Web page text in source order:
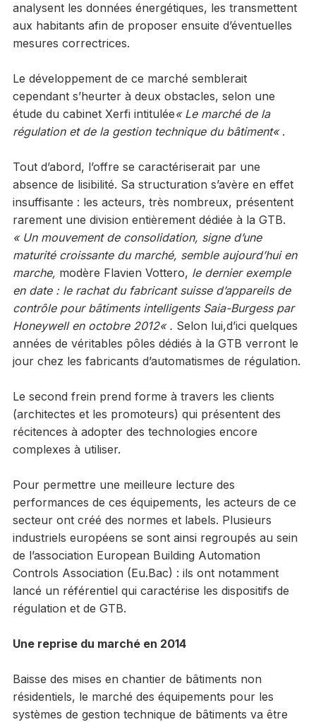
analysent les données énergétiques, les transmettent
aux habitants afin de proposer ensuite d’éventuelles
mesures correctrices.
Le développement de ce marché semblerait
cependant s’heurter à deux obstacles, selon une
étude du cabinet Xerfi intitulée« Le marché de la
régulation et de la gestion technique du bâtiment« .
Tout d’abord, l’offre se caractériserait par une
absence de lisibilité. Sa structuration s’avère en effet
insuffisante : les acteurs, très nombreux, présentent
rarement une division entièrement dédiée à la GTB.
« Un mouvement de consolidation, signe d’une
maturité croissante du marché, semble aujourd’hui en
marche, modère Flavien Vottero, le dernier exemple
en date : le rachat du fabricant suisse d’appareils de
contrôle pour bâtiments intelligents Saia-Burgess par
Honeywell en octobre 2012« . Selon lui,d’ici quelques
années de véritables pôles dédiés à la GTB verront le
jour chez les fabricants d’automatismes de régulation.
Le second frein prend forme à travers les clients
(architectes et les promoteurs) qui présentent des
récitences à adopter des technologies encore
complexes à utiliser.
Pour permettre une meilleure lecture des
performances de ces équipements, les acteurs de ce
secteur ont créé des normes et labels. Plusieurs
industriels européens se sont ainsi regroupés au sein
de l’association European Building Automation
Controls Association (Eu.Bac) : ils ont notamment
lancé un référentiel qui caractérise les dispositifs de
régulation et de GTB.
Une reprise du marché en 2014
Baisse des mises en chantier de bâtiments non
résidentiels, le marché des équipements pour les
systèmes de gestion technique de bâtiments va être